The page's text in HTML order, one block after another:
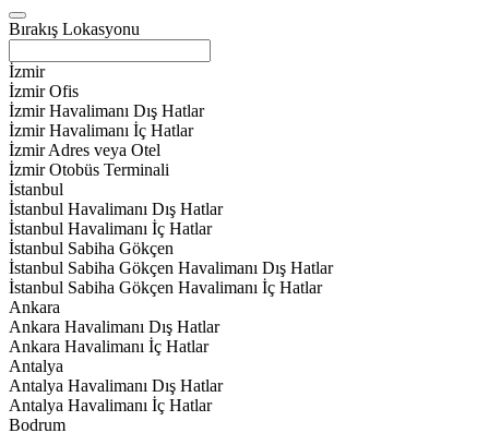
Bırakış Lokasyonu
İzmir
İzmir Ofis
İzmir Havalimanı Dış Hatlar
İzmir Havalimanı İç Hatlar
İzmir Adres veya Otel
İzmir Otobüs Terminali
İstanbul
İstanbul Havalimanı Dış Hatlar
İstanbul Havalimanı İç Hatlar
İstanbul Sabiha Gökçen
İstanbul Sabiha Gökçen Havalimanı Dış Hatlar
İstanbul Sabiha Gökçen Havalimanı İç Hatlar
Ankara
Ankara Havalimanı Dış Hatlar
Ankara Havalimanı İç Hatlar
Antalya
Antalya Havalimanı Dış Hatlar
Antalya Havalimanı İç Hatlar
Bodrum